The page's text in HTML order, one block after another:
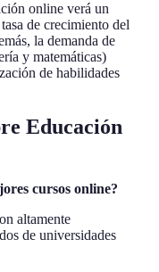
online verá un
de crecimiento del
la demanda de
y matemáticas)
de habilidades
Educación
cursos online?
altamente
de universidades